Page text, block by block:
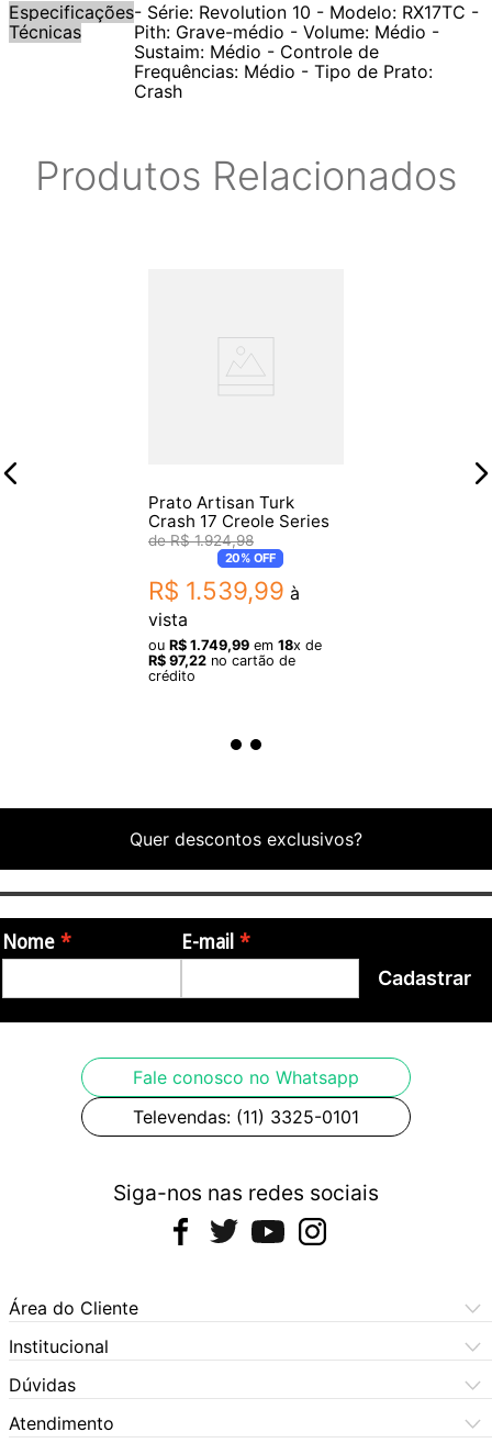
Especificações
Técnicas
- Série: Revolution 10 - Modelo: RX17TC -
Pith: Grave-médio - Volume: Médio -
Sustaim: Médio - Controle de
Frequências: Médio - Tipo de Prato:
Crash
Produtos Relacionados
Prato Artisan Turk
Crash 17 Creole Series
R$ 1.924,98
20%OFF
R$ 1.539,99 à
vista
ou R$ 1.749,99 em 18x de
R$ 97,22 no cartão de
crédito
Quer descontos exclusivos?
Nome E-mail
Cadastrar
Fale conosco no Whatsapp
Televendas: (11) 3325-0101
Siga-nos nas redes sociais
Área do Cliente
Meus Pedidos
Meus Dados
Institucional
Central de Atendimento
Dúvidas Frequentes
Formas de Pagamento
Dúvidas
Como Comprar
Atendimento